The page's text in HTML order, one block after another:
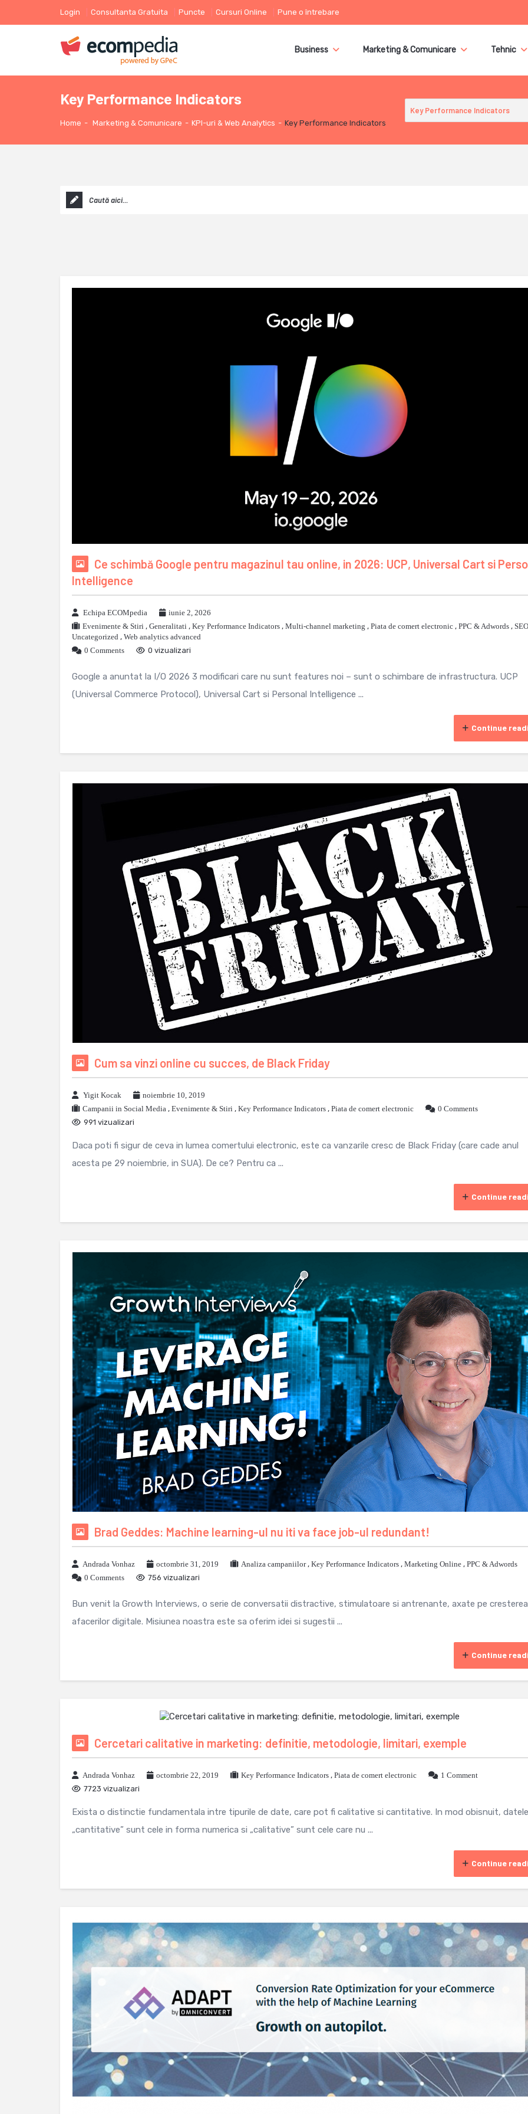
Login Consultanta Gratuita Puncte Cursuri Online Pune o întrebare
Business Marketing & Comunicare Tehnic
Key Performance Indicators
Home - Marketing & Comunicare - KPI-uri & Web Analytics - Key Performance Indicators
Ce schimbă Google pentru magazinul tau online, in 2026: UCP, Universal Cart si
Intelligence
Echipa ECOMpedia
iunie 2, 2026
Evenimente & Stiri , Generalitati , Key Performance Indicators , Multi-channel marketing , Piata de comert electronic , PPC & Adwords , SEO
Uncategorized , Web analytics advanced
0 Comments
0 vizualizari
Google a anuntat la I/O 2026 3 modificari care nu sunt features noi – sunt o schimbare de infrastructura. UCP
(Universal Commerce Protocol), Universal Cart si Personal Intelligence ...
Continue
Cum sa vinzi online cu succes, de Black Friday
Yigit Kocak
noiembrie 10, 2019
Campanii in Social Media , Evenimente & Stiri , Key Performance Indicators , Piata de comert electronic
0 Comments
991 vizualizari
Daca poti fi sigur de ceva in lumea comertului electronic, este ca vanzarile cresc de Black Friday (care cade anul
acesta pe 29 noiembrie, in SUA). De ce? Pentru ca ...
Continue
Brad Geddes: Machine learning-ul nu iti va face job-ul redundant!
Andrada Vonhaz octombrie 31, 2019 Analiza campaniilor, Key Performance Indicators , Marketing Online , PPC & Adwords
0 Comments
756 vizualizari
Bun venit la Growth Interviews, o serie de conversatii distractive, stimulatoare si antrenante, axate pe cresterea
afacerilor digitale. Misiunea noastra este sa oferim idei si sugestii ...
Continue
Cercetari calitative in marketing: definitie, metodologie, limitari, exemple
Andrada Vonhaz octombrie 22, 2019 Key Performance Indicators , Piata de comert electronic
1 Comment
7723 vizualizari
Exista o distinctie fundamentala intre tipurile de date, care pot fi calitative si cantitative. In mod obisnuit, datele
„cantitative” sunt cele in forma numerica si „calitative” sunt cele care nu ...
Continue